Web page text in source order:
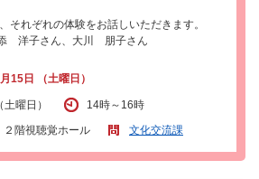
それぞれの体験をお話しいただきます。
洋子さん、大川 朋子さん
15日 （土曜日）
曜日）
14時～16時
階視聴覚ホール
文化交流課